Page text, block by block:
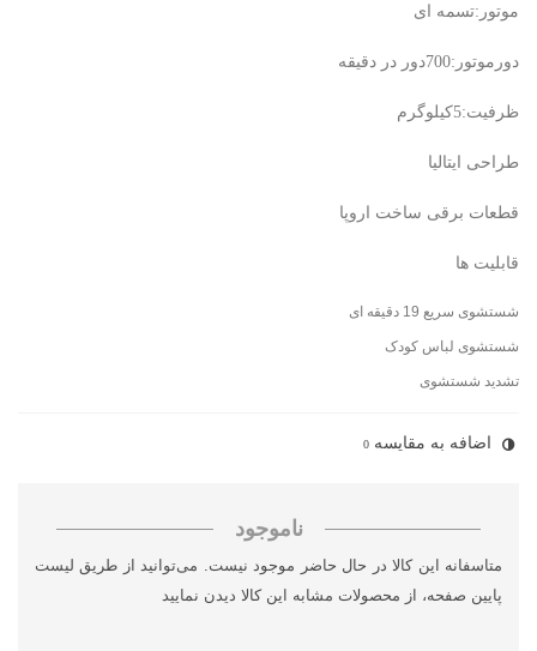
موتور:تسمه ای
دورموتور:700دور در دقیقه
ظرفیت:5کیلوگرم
طراحی ایتالیا
قطعات برقی ساخت اروپا
قابلیت ها
شستشوی سریع 19 دقیقه ای
شستشوی لباس کودک
تشدید شستشوی
اضافه به مقایسه 0
ناموجود
متاسفانه این کالا در حال حاضر موجود نیست. می‌توانید از طریق لیست
پایین صفحه، از محصولات مشابه این کالا دیدن نمایید